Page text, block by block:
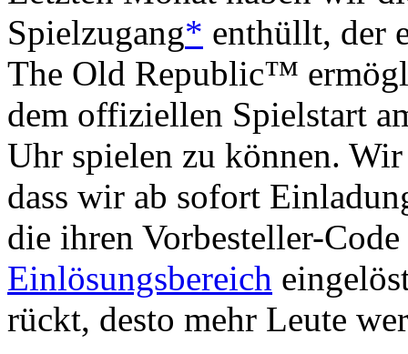
Spielzugang* enthüllt, der
The Old Republic™
dem offiziellen Spielstart
Uhr spielen zu können.
dass wir ab sofort
die ihren Vorbesteller-
Einlösungsbereich
rückt, desto mehr Leute